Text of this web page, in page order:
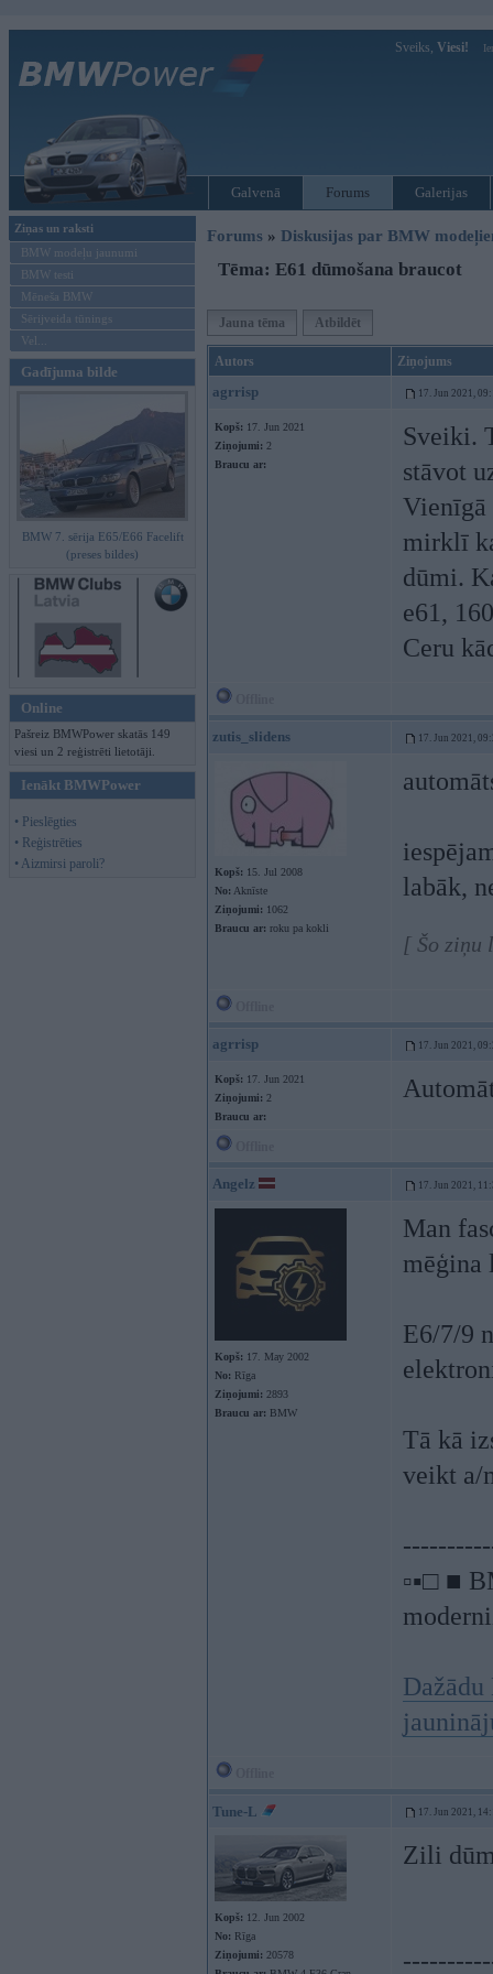
Sveiks, Viesi!
Galvenā Forums Galerijas
Ziņas un raksti
BMW modeļu jaunumi
BMW testi
Mēneša BMW
Sērijveida tūnings
Vel...
Gadījuma bilde
BMW 7. sērija E65/E66 Facelift
(preses bildes)
Online
Pašreiz BMWPower skatās 149
viesi un 2 reģistrēti lietotāji.
Ienākt BMWPower
• Pieslēgties
• Reģistrēties
• Aizmirsi paroli?
Forums » Diskusijas par BMW
Tēma: E61 dūmošana braucot
Jauna tēma Atbildēt
Autors Ziņojums
agrrisp 17. Jun 2021,
Kopš: 17. Jun 2021
Ziņojumi: 2
Braucu ar:
Sveiki.
stāvot
Vienīgā
mirklī
dūmi.
e61,
Ceru
zutis_slidens 17. Jun 2021,
Kopš: 15. Jul 2008
No: Aknīste
Ziņojumi: 1062
Braucu ar: roku pa kokli
labāk,
[ Šo ziņu
agrrisp 17. Jun 2021,
Kopš: 17. Jun 2021
Ziņojumi: 2
Braucu ar:
Angelz 17. Jun 2021,
Kopš: 17. May 2002
No: Rīga
Ziņojumi: 2893
Braucu ar: BMW
Man
mēģina
E6/7/9
Tā kā
veikt a/
▫▪□ ■
Tune-L 17. Jun 2021,
Kopš: 12. Jun 2002
No: Rīga
Ziņojumi: 20578
Zili